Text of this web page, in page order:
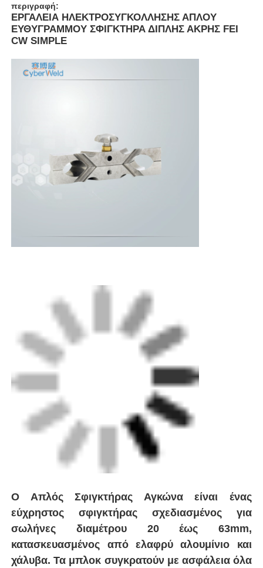
Σχετικά με εμάς
Γύρος εργοστασίων
Ποιοτικός έλεγχος
επαφή
Μηχανή συγκόλλησης με πυρήνα
Μηχανή συγκόλλησης σωλήνων
περιγραφή:
ΕΡΓΑΛΕΙΑ ΗΛΕΚΤΡΟΣΥΓΚΟΛΛΗΣΗΣ ΑΠΛΟΥ
ΕΥΘΥΓΡΑΜΜΟΥ ΣΦΙΓΚΤΗΡΑ ΔΙΠΛΗΣ ΑΚΡΗΣ FEI
CW SIMPLE
Ο Απλός Σφιγκτήρας Αγκώνα είναι ένας
εύχρηστος σφιγκτήρας σχεδιασμένος για
σωλήνες διαμέτρου 20 έως 63mm,
κατασκευασμένος από ελαφρύ αλουμίνιο και
χάλυβα. Τα μπλοκ συγκρατούν με ασφάλεια όλα
τα μεγέθη σωλήνων εντός αυτού του εύρους και
η αλλαγή μεγέθους σωλήνα επιτυγχάνεται
περιστρέφοντας τα μπλοκ.